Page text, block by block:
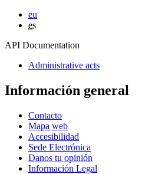
eu
es
API Documentation
Administrative acts
Información general
Contacto
Mapa web
Accesibilidad
Sede Electrónica
Danos tu opinión
Información Legal